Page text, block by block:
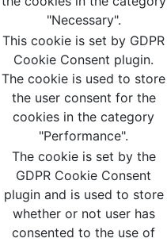
"Necessary".
This cookie is set by GDPR
Cookie Consent plugin.
The cookie is used to store
the user consent for the
cookies in the category
"Performance".
The cookie is set by the
GDPR Cookie Consent
plugin and is used to store
whether or not user has
consented to the use of